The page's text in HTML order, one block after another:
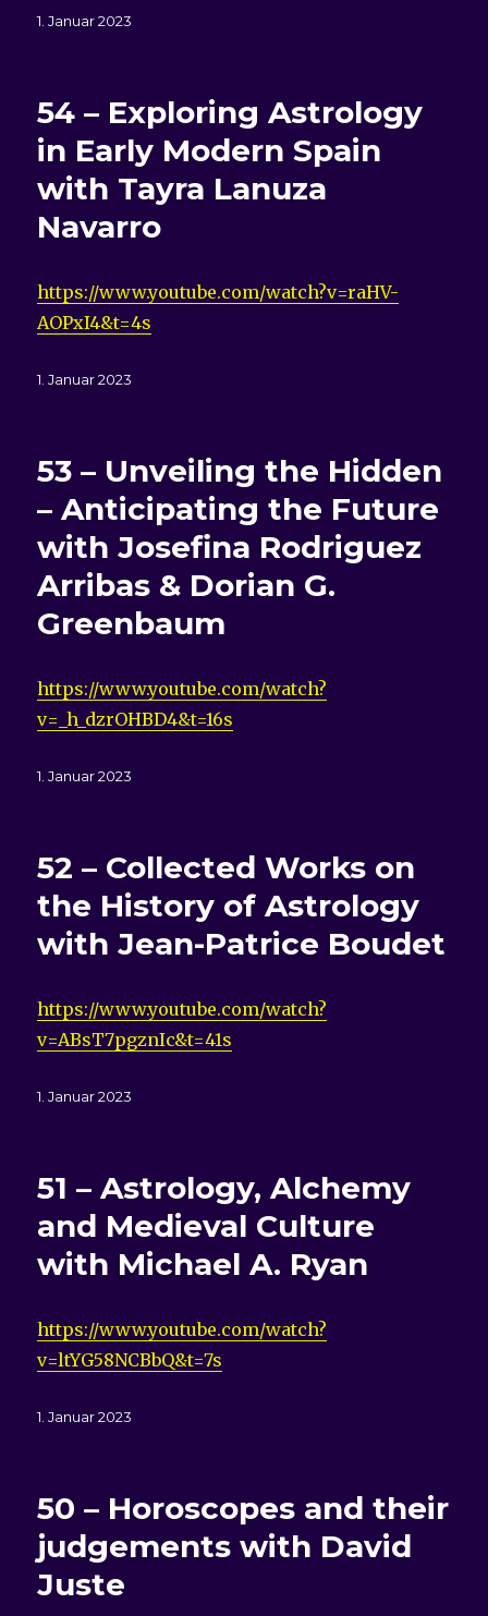
Veröffentlicht
1. Januar 2023
54 – Exploring Astrology
in Early Modern Spain
with Tayra Lanuza
Navarro
https://www.youtube.com/watch?v=raHV-
AOPxI4&t=4s
Veröffentlicht
1. Januar 2023
53 – Unveiling the Hidden
– Anticipating the Future
with Josefina Rodriguez
Arribas & Dorian G.
Greenbaum
https://www.youtube.com/watch?
v=_h_dzrOHBD4&t=16s
Veröffentlicht
1. Januar 2023
52 – Collected Works on
the History of Astrology
with Jean-Patrice Boudet
https://www.youtube.com/watch?
v=ABsT7pgznIc&t=41s
Veröffentlicht
1. Januar 2023
51 – Astrology, Alchemy
and Medieval Culture
with Michael A. Ryan
https://www.youtube.com/watch?
v=ltYG58NCBbQ&t=7s
Veröffentlicht
1. Januar 2023
50 – Horoscopes and their
judgements with David
Juste